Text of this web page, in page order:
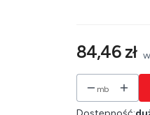
Cena
84,46 zł
mb